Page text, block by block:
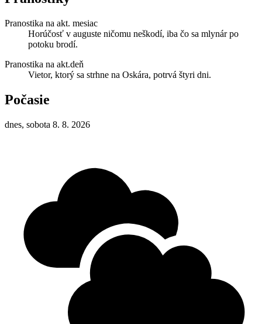
Pranostika na akt. mesiac
Horúčosť v auguste ničomu neškodí, iba čo sa mlynár po
potoku brodí.
Pranostika na akt.deň
Vietor, ktorý sa strhne na Oskára, potrvá štyri dni.
Počasie
dnes, sobota 8. 8. 2026